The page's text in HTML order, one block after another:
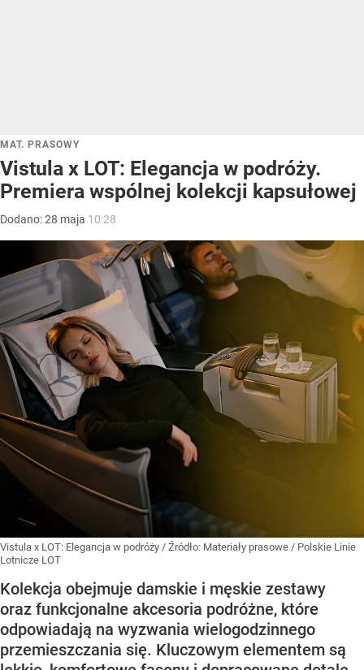
MAT. PRASOWY
Vistula x LOT: Elegancja w podróży.
Premiera wspólnej kolekcji kapsułowej
Dodano:28 maja 10:28
Vistula x LOT: Elegancja w podróży / Źródło: Materiały prasowe / Polskie Linie
Lotnicze LOT
Kolekcja obejmuje damskie i męskie zestawy
oraz funkcjonalne akcesoria podróżne, które
odpowiadają na wyzwania wielogodzinnego
przemieszczania się. Kluczowym elementem są